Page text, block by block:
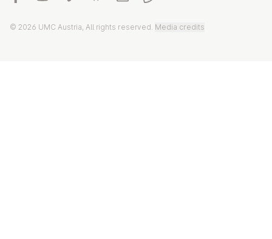
© 2026 UMC Austria, All rights reserved. Media credits